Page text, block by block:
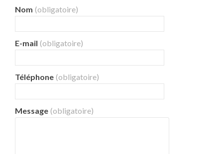
Nom (obligatoire)
E-mail (obligatoire)
Téléphone (obligatoire)
Message (obligatoire)